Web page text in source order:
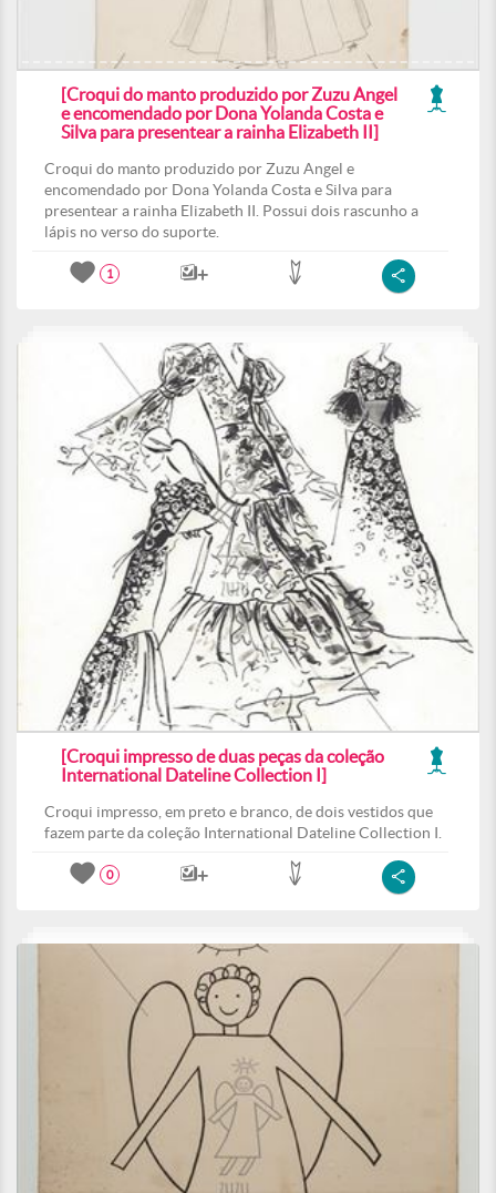
[Croqui do manto produzido por Zuzu Angel
e encomendado por Dona Yolanda Costa e
Silva para presentear a rainha Elizabeth II]
Croqui do manto produzido por Zuzu Angel e
encomendado por Dona Yolanda Costa e Silva para
presentear a rainha Elizabeth II. Possui dois rascunho a
lápis no verso do suporte.
1
[Croqui impresso de duas peças da coleção
International Dateline Collection I]
Croqui impresso, em preto e branco, de dois vestidos que
fazem parte da coleção International Dateline Collection I.
0